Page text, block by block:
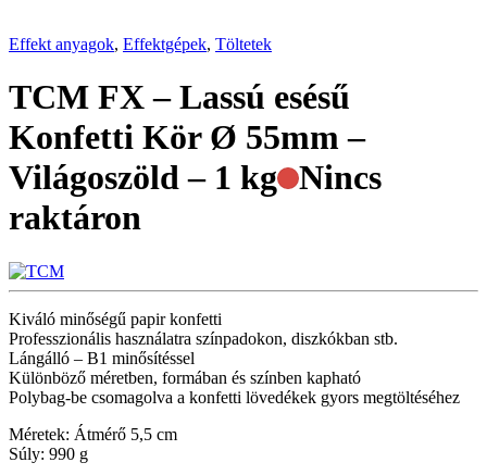
Effekt anyagok, Effektgépek, Töltetek
TCM FX – Lassú esésű
Konfetti Kör Ø 55mm –
Világoszöld – 1 kg Nincs
raktáron
Kiváló minőségű papir konfetti
Professzionális használatra színpadokon, diszkókban stb.
Lángálló – B1 minősítéssel
Különböző méretben, formában és színben kapható
Polybag-be csomagolva a konfetti lövedékek gyors megtöltéséhez
Méretek: Átmérő 5,5 cm
Súly: 990 g